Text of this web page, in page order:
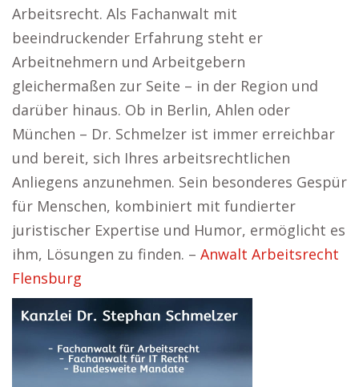
Arbeitsrecht. Als Fachanwalt mit
beeindruckender Erfahrung steht er
Arbeitnehmern und Arbeitgebern
gleichermaßen zur Seite – in der Region und
darüber hinaus. Ob in Berlin, Ahlen oder
München – Dr. Schmelzer ist immer erreichbar
und bereit, sich Ihres arbeitsrechtlichen
Anliegens anzunehmen. Sein besonderes Gespür
für Menschen, kombiniert mit fundierter
juristischer Expertise und Humor, ermöglicht es
ihm, Lösungen zu finden. – Anwalt Arbeitsrecht
Flensburg